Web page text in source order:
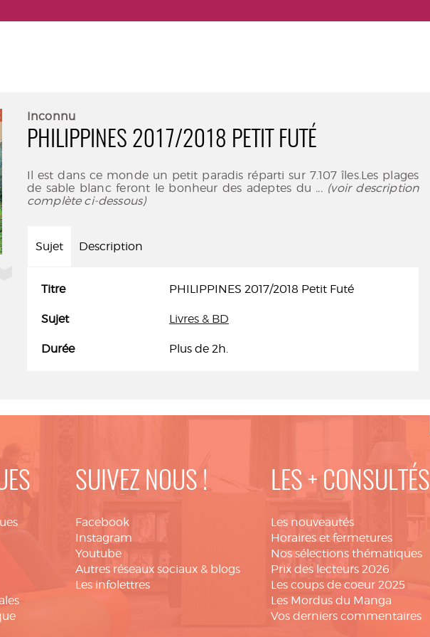
Inconnu
PHILIPPINES 2017/2018 PETIT FUTÉ
Il est dans ce monde un petit paradis réparti sur 7.107 îles.Les plages
de sable blanc feront le bonheur des adeptes du ... (voir description
complète ci-dessous)
Sujet Description
Titre PHILIPPINES 2017/2018 Petit Futé
Sujet Livres & BD
Durée Plus de 2h.
SUIVEZ NOUS !
Facebook
Instagram
Youtube
Autres réseaux sociaux & blogs
Les infolettres
LES + CONSULTÉS
Les nouveautés
Horaires et fermetures
Nos sélections thématiques
Prix des lecteurs 2026
Les coups de coeur 2025
Les Mordus du Manga
Vos derniers commentaires